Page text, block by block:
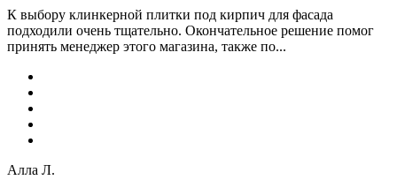
К выбору клинкерной плитки под кирпич для фасада
подходили очень тщательно. Окончательное решение помог
принять менеджер этого магазина, также по...
Алла Л.